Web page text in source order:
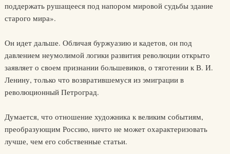
поддержать рушащееся под напором мировой судьбы здание
старого мира».
Он идет дальше. Обличая буржуазию и кадетов, он под
давлением неумолимой логики развития революции открыто
заявляет о своем признании большевиков, о тяготении к В. И.
Ленину, только что возвратившемуся из эмиграции в
революционный Петроград.
Думается, что отношение художника к великим событиям,
преобразующим Россию, ничто не может охарактеризовать
лучше, чем его собственные статьи.